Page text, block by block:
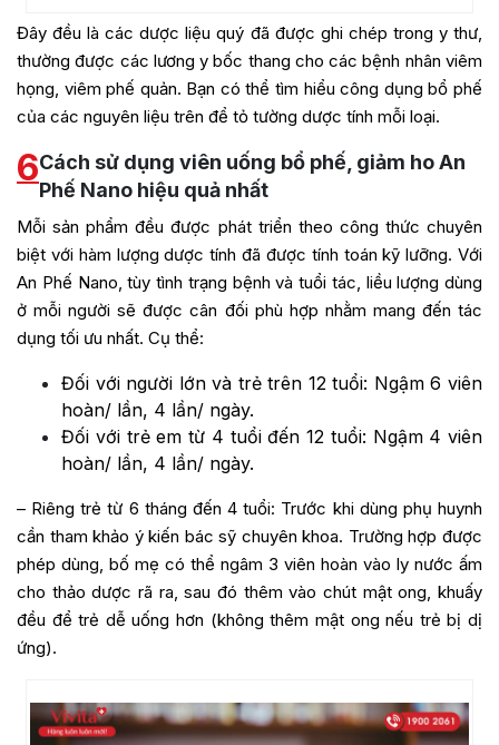
Đây đều là các dược liệu quý đã được ghi chép trong y thư,
thường được các lương y bốc thang cho các bệnh nhân viêm
họng, viêm phế quản. Bạn có thể tìm hiểu công dụng bổ phế
của các nguyên liệu trên để tỏ tường dược tính mỗi loại.
6Cách sử dụng viên uống bổ phế, giảm ho An
Phế Nano hiệu quả nhất
Mỗi sản phẩm đều được phát triển theo công thức chuyên
biệt với hàm lượng dược tính đã được tính toán kỹ lưỡng. Với
An Phế Nano, tùy tình trạng bệnh và tuổi tác, liều lượng dùng
ở mỗi người sẽ được cân đối phù hợp nhằm mang đến tác
dụng tối ưu nhất. Cụ thể:
Đối với người lớn và trẻ trên 12 tuổi: Ngậm 6 viên
hoàn/ lần, 4 lần/ ngày.
Đối với trẻ em từ 4 tuổi đến 12 tuổi: Ngậm 4 viên
hoàn/ lần, 4 lần/ ngày.
– Riêng trẻ từ 6 tháng đến 4 tuổi: Trước khi dùng phụ huynh
cần tham khảo ý kiến bác sỹ chuyên khoa. Trường hợp được
phép dùng, bố mẹ có thể ngâm 3 viên hoàn vào ly nước ấm
cho thảo dược rã ra, sau đó thêm vào chút mật ong, khuấy
đều để trẻ dễ uống hơn (không thêm mật ong nếu trẻ bị dị
ứng).